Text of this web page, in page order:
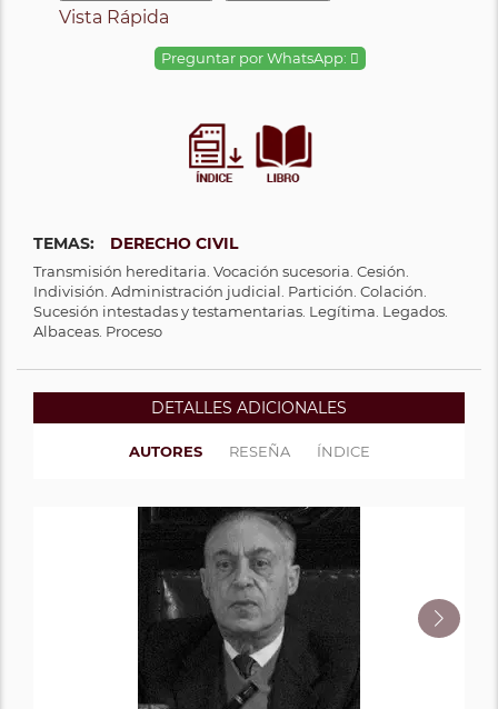
Vista Rápida
Preguntar por WhatsApp:
TEMAS: DERECHO CIVIL
Transmisión hereditaria. Vocación sucesoria. Cesión.
Indivisión. Administración judicial. Partición. Colación.
Sucesión intestadas y testamentarias. Legítima. Legados.
Albaceas. Proceso
DETALLES ADICIONALES
AUTORES RESEÑA ÍNDICE